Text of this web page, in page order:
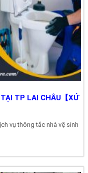
TP LAI CHÂU【XỬ
vụ thông tắc nhà vệ sinh